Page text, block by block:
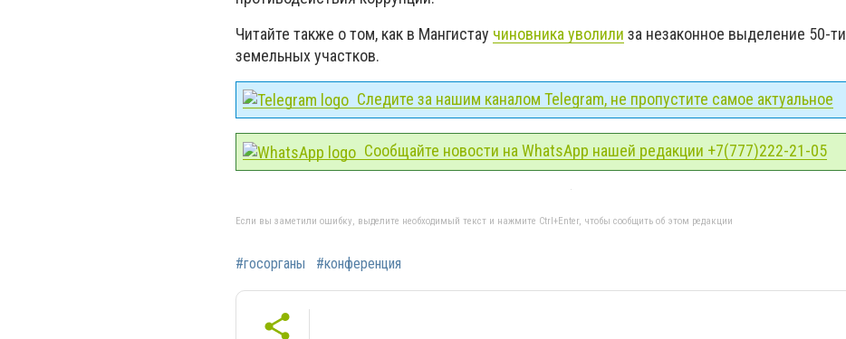
Читайте также о том, как в Мангистау чиновника уволили за незаконное выделение 50-ти
земельных участков.
Следите за нашим каналом Telegram, не пропустите самое актуальное
Сообщайте новости на WhatsApp нашей редакции +7(777)222-21-05
Если вы заметили ошибку, выделите необходимый текст и нажмите Ctrl+Enter, чтобы сообщить об этом редакции
#госорганы #конференция